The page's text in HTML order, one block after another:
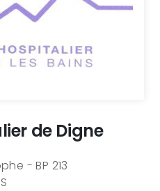
de Digne
- BP 213